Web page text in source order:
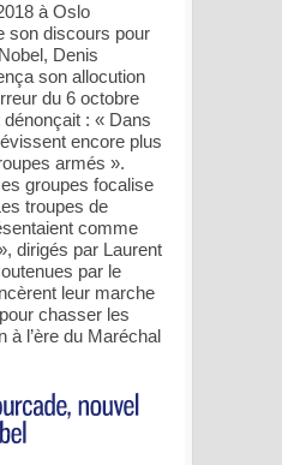
à Oslo
son discours pour
Denis
son allocution
du 6 octobre
: « Dans
encore plus
armés ».
groupes focalise
troupes de
comme
dirigés par Laurent
par le
leur marche
chasser les
à l’ère du Maréchal